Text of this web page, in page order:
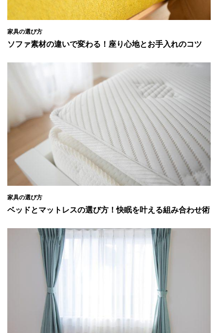
家具の選び方
ソファ素材の違いで変わる！座り心地とお手入れのコツ
家具の選び方
ベッドとマットレスの選び方！快眠を叶える組み合わせ術